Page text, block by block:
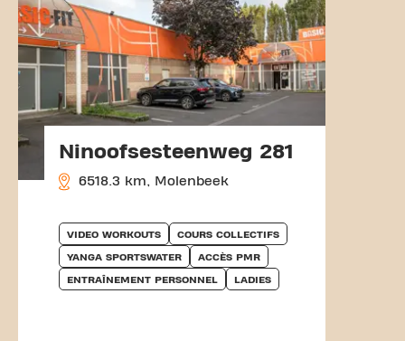
Ninoofsesteenweg 281
6518.3 km, Molenbeek
VIDEO WORKOUTS COURS COLLECTIFS
YANGA SPORTSWATER ACCÈS PMR
ENTRAÎNEMENT PERSONNEL LADIES